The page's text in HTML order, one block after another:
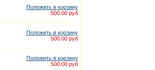
Положить в корзину
500.00 руб
Положить в корзину
500.00 руб
Положить в корзину
500.00 руб